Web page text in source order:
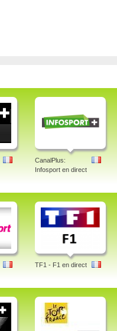
CanalPlus:
Infosport en direct
TF1 - F1 en direct